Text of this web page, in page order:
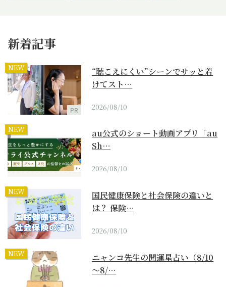
新着記事
NEW
PR
“聴こえにくい”シーンでサッと着
けてスト…
2026/08/10
NEW
au公式のショート動画アプリ「au
Sh…
2026/08/10
NEW
国民健康保険と社会保険の違いと
は？ 保険…
2026/08/10
NEW
ニャンコ先生の開運星占い（8/10
～8/…